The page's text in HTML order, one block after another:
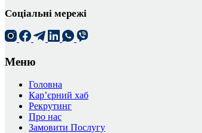
Соціальні мережі
Меню
Головна
Кар’єрний хаб
Рекрутинг
Про нас
Замовити Послугу